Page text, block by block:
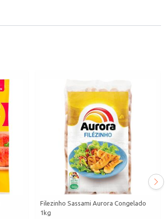
Filezinho Sassami Aurora Congelado
1kg